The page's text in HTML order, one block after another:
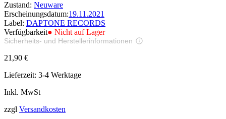
Zustand: Neuware
Erscheinungsdatum:19.11.2021
Label: DAPTONE RECORDS
Verfügbarkeit● Nicht auf Lager
Sicherheits- und Herstellerinformationen
21,90 €
Lieferzeit: 3-4 Werktage
Inkl. MwSt
zzgl Versandkosten